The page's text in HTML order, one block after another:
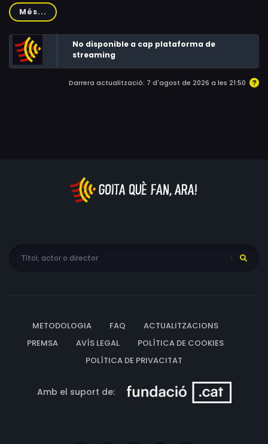
espectaculars del món.
Més...
No disponible a cap plataforma de
streaming
Darrera actualització: 7 d'agost de 2026 a les 21:50
METODOLOGIA FAQ
ACTUALITZACIONS
PREMSA
AVÍS LEGAL
POLÍTICA DE COOKIES
POLÍTICA DE PRIVACITAT
Amb el suport de: